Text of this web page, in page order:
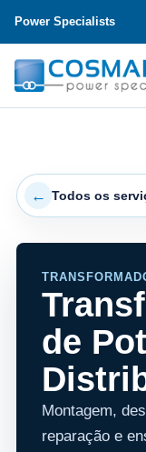
Power Specialists
Todos os
de
Montagem,
reparação e